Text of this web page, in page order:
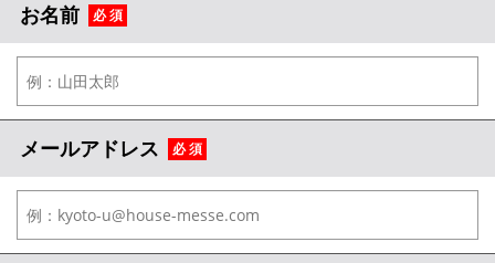
店舗情報·アクセス
会社概要
メールでお問い合わせ
お名前 必 須
メールアドレス 必 須